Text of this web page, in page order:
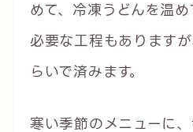
めて、冷凍うどんを温
必要な工程もあります
らいで済みます。
寒い季節のメニューに